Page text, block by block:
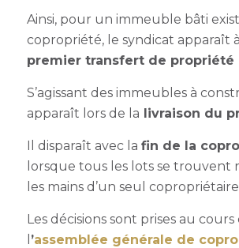
Ainsi, pour un immeuble bâti
copropriété, le syndicat apparaît
premier transfert de propriété
S’agissant des immeubles à
apparaît lors de la livraison du
Il disparaît avec la fin de la
lorsque tous les lots se trouvent
les mains d’un seul copropriétaire
Les décisions sont prises au cours
’assemblée générale de